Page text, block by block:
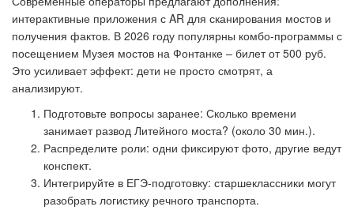
интерактивные приложения с AR для сканирования мостов и
получения фактов. В 2026 году популярны комбо-программы с
посещением Музея мостов на Фонтанке – билет от 500 руб.
Это усиливает эффект: дети не просто смотрят, а
анализируют.
Подготовьте вопросы заранее: Сколько времени
занимает развод Литейного моста? (около 30 мин.).
Распределите роли: одни фиксируют фото, другие ведут
конспект.
Интегрируйте в ЕГЭ-подготовку: старшеклассники могут
разобрать логистику речного транспорта.